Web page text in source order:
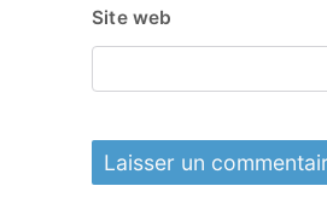
Site web